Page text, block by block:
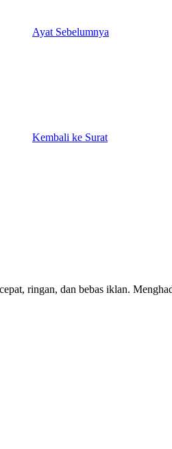
Ayat Sebelumnya
Kembali ke Surat
ringan, dan bebas iklan.